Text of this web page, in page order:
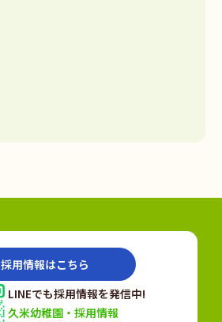
採用情報はこちら
LINEでも採用情報を発信中!
久米幼稚園・採用情報